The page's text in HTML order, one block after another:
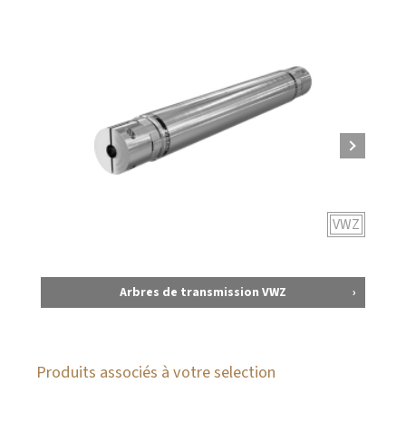
VWZ
Arbres de transmission VWZ
Produits associés à votre selection